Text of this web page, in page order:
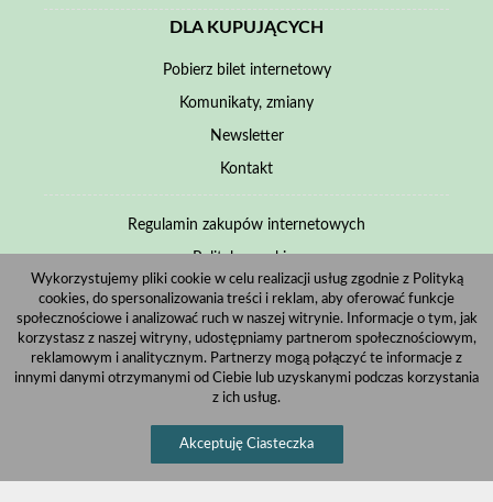
DLA KUPUJĄCYCH
Pobierz bilet internetowy
Komunikaty, zmiany
Newsletter
Kontakt
Regulamin zakupów internetowych
Polityka cookies
Informacje o zniżkach
Jak dojechać
Wykorzystujemy pliki cookie w celu realizacji usług zgodnie z Polityką
cookies, do spersonalizowania treści i reklam, aby oferować funkcje
społecznościowe i analizować ruch w naszej witrynie. Informacje o tym, jak
korzystasz z naszej witryny, udostępniamy partnerom społecznościowym,
reklamowym i analitycznym. Partnerzy mogą połączyć te informacje z
innymi danymi otrzymanymi od Ciebie lub uzyskanymi podczas korzystania
z ich usług.
Akceptuję Ciasteczka